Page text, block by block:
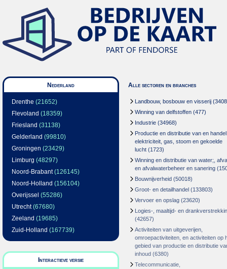
Nederland
Drenthe (21652)
Flevoland (18359)
Friesland (31138)
Gelderland (99810)
Groningen (23429)
Limburg (48297)
Noord-Brabant(126145)
Noord-Holland (156104)
Overijssel (55286)
Utrecht(67680)
Zeeland (19685)
Zuid-Holland (167739)
Interactieve versie
Alle sectoren en branches
Landbouw, bosbouw en visserij
Winning van delfstoffen (477)
Industrie (34968)
Productie en distributie van en
elektriciteit, gas, stoom en gekoelde
lucht (1723)
Winning en distributie van water;,
en afvalwaterbeheer en sanering
Bouwnijverheid (50018)
Groot- en detailhandel (133803)
Vervoer en opslag (23620)
Logies-, maaltijd- en
(42657)
Activiteiten van uitgeverijen,
omroepactiviteiten, en activiteiten op
gebied van productie en distributie
inhoud (6380)
Telecommunicatie,